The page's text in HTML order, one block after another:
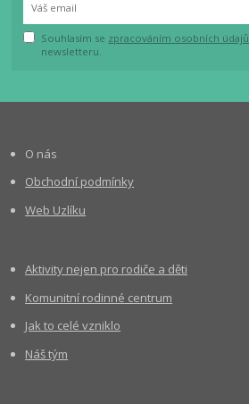
Souhlasím se zpracováním osobních údajů
newsletteru.
O nás
Obchodní podmínky
Web Uzlíku
Aktivity nejen pro rodiče a děti
Komunitní rodinné centrum
Jak to celé vzniklo
Náš tým